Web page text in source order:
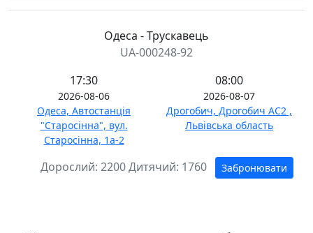
Одеса - Трускавець
UA-000248-92
17:30
2026-08-06
Одеса, Автостанція
"Старосінна", вул.
Старосінна, 1а-2
08:00
2026-08-07
Дрогобич, Дрогобич АС2 ,
Львівська область
Дорослий: 2200Дитячий: 1760 Забронювати